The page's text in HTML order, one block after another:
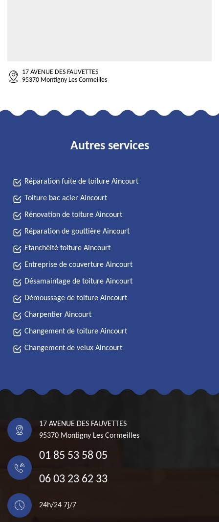
17 AVENUE DES FAUVETTES
95370 Montigny Les Cormeilles
Autres services
Réparation fuite de toiture Aincourt
Toiture bac acier Aincourt
Rénovation de toiture Aincourt
Réparation de gouttière Aincourt
Etanchéité toiture Aincourt
Entreprise de couverture Aincourt
Désamaintage de toiture Aincourt
Démoussage de toiture Aincourt
Charpentier Aincourt
Changement de toiture Aincourt
Changement de velux Aincourt
17 AVENUE DES FAUVETTES
95370 Montigny Les Cormeilles
01 85 53 58 05
06 03 23 62 33
24h/24 7j/7